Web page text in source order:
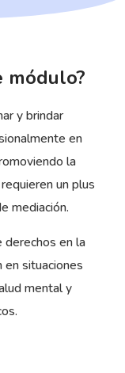
módulo?
y brindar
en
la
un plus
mediación.
en la
en situaciones
mental y